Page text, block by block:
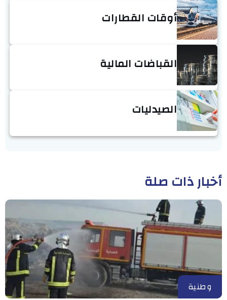
أوقات القطارات
القباضات المالية
الصيدليات
أخبار ذات صلة
وطنية